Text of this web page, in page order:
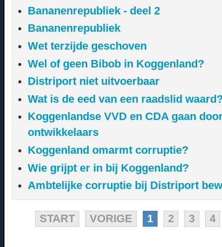
Bananenrepubliek - deel 2
Bananenrepubliek
Wet terzijde geschoven
Wel of geen Bibob in Koggenland?
Distriport niet uitvoerbaar
Wat is de eed van een raadslid
Koggenlandse VVD en CDA gaan
ontwikkelaars
Koggenland omarmt corruptie?
Wie grijpt er in bij Koggenland?
Ambtelijke corruptie bij Distriport
START VORIGE 1 2 3 4